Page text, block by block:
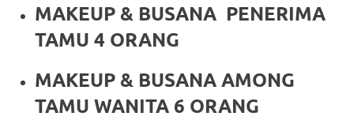
men's
https://www.drugswatches.com
MAKEUP & BUSANA PENERIMA
TAMU 4 ORANG
MAKEUP & BUSANA AMONG
TAMU WANITA 6 ORANG